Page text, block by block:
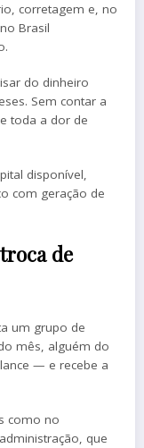
corretagem e, no
Brasil
do dinheiro
Sem contar a
toda a dor de
disponível,
com geração de
de
um grupo de
mês, alguém do
— e recebe a
como no
que